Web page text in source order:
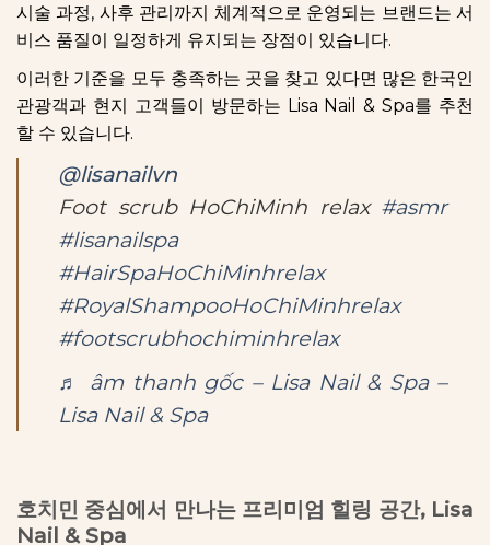
시술 과정, 사후 관리까지 체계적으로 운영되는 브랜드는 서
비스 품질이 일정하게 유지되는 장점이 있습니다.
이러한 기준을 모두 충족하는 곳을 찾고 있다면 많은 한국인
관광객과 현지 고객들이 방문하는 Lisa Nail & Spa를 추천
할 수 있습니다.
@lisanailvn
Foot scrub HoChiMinh relax #asmr
#lisanailspa
#HairSpaHoChiMinhrelax
#RoyalShampooHoChiMinhrelax
#footscrubhochiminhrelax
♬ âm thanh gốc – Lisa Nail & Spa –
Lisa Nail & Spa
호치민 중심에서 만나는 프리미엄 힐링 공간, Lisa
Nail & Spa